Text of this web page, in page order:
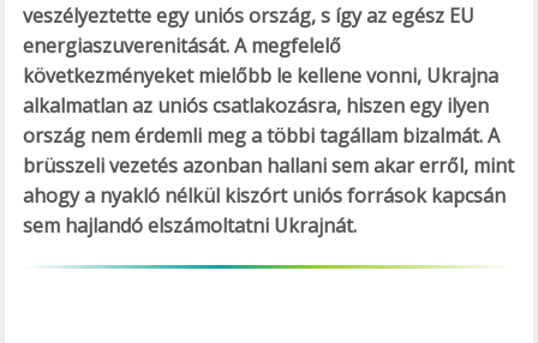
veszélyeztette egy uniós ország, s így az egész EU
energiaszuverenitását. A megfelelő
következményeket mielőbb le kellene vonni, Ukrajna
alkalmatlan az uniós csatlakozásra, hiszen egy ilyen
ország nem érdemli meg a többi tagállam bizalmát. A
brüsszeli vezetés azonban hallani sem akar erről, mint
ahogy a nyakló nélkül kiszórt uniós források kapcsán
sem hajlandó elszámoltatni Ukrajnát.